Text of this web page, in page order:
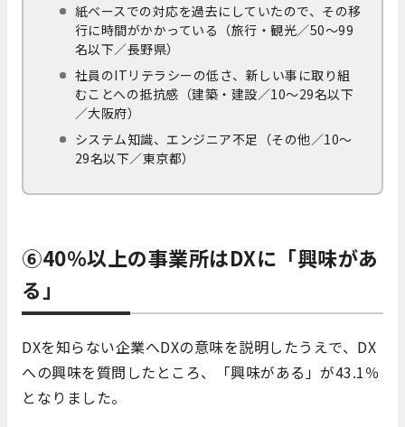
紙ベースでの対応を過去にしていたので、その移
行に時間がかかっている（旅行・観光／50～99
名以下／長野県）
社員のITリテラシーの低さ、新しい事に取り組
むことへの抵抗感（建築・建設／10～29名以下
／大阪府）
システム知識、エンジニア不足（その他／10～
29名以下／東京都）
⑥40％以上の事業所はDXに「興味があ
る」
DXを知らない企業へDXの意味を説明したうえで、DX
への興味を質問したところ、「興味がある」が43.1％
となりました。